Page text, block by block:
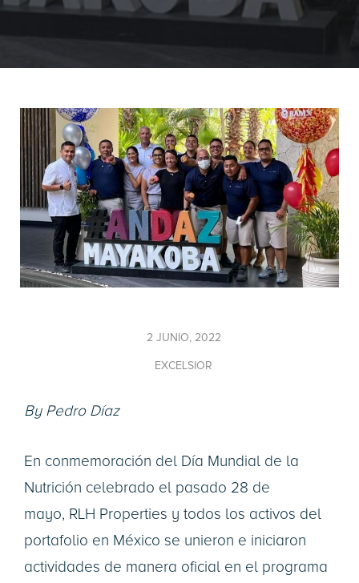
2 JUNIO, 2022
EXCELSIOR
By Pedro Díaz
En conmemoración del Día Mundial de la
Nutrición celebrado el pasado 28 de
mayo, RLH Properties y todos los activos del
portafolio en México se unieron e iniciaron
actividades de manera oficial en el programa